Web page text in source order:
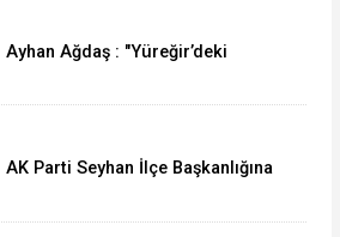
Ayhan Ağdaş : "Yüreğir’deki
AK Parti Seyhan İlçe Başkanlığına